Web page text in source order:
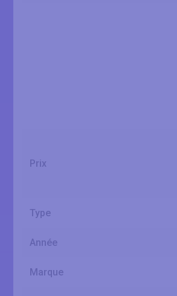
Prix
Type
Année
Marque